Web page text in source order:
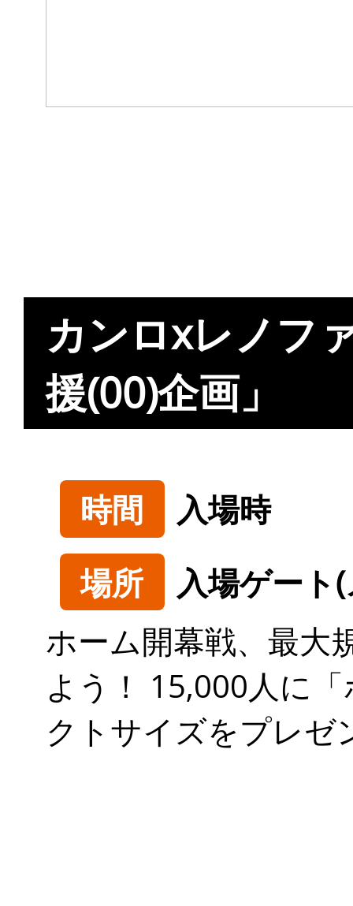
カンロxレノフ
援(00)企画」
時間
入場時
場所
入場ゲート
ホーム開幕戦、最大
よう！ 15,000人に
クトサイズをプレゼ